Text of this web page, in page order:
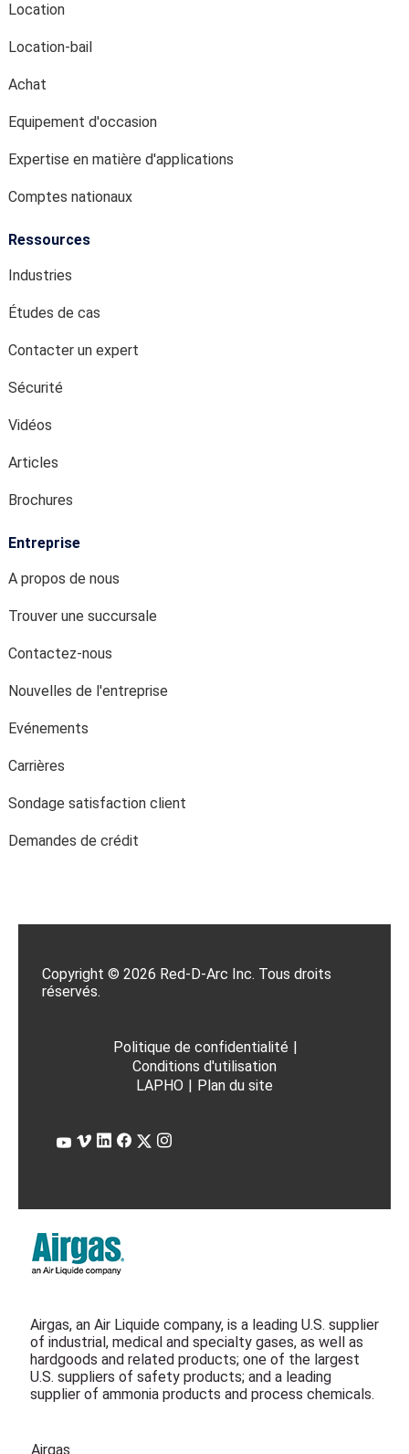
Location
Location-bail
Achat
Equipement d'occasion
Expertise en matière d'applications
Comptes nationaux
Ressources
Industries
Études de cas
Contacter un expert
Sécurité
Vidéos
Articles
Brochures
Entreprise
A propos de nous
Trouver une succursale
Contactez-nous
Nouvelles de l'entreprise
Evénements
Carrières
Sondage satisfaction client
Demandes de crédit
Copyright © 2026 Red-D-Arc Inc. Tous droits
réservés.
Politique de confidentialité |
Conditions d'utilisation
LAPHO | Plan du site
Airgas, an Air Liquide company, is a leading U.S. supplier
of industrial, medical and specialty gases, as well as
hardgoods and related products; one of the largest
U.S. suppliers of safety products; and a leading
supplier of ammonia products and process chemicals.
Airgas